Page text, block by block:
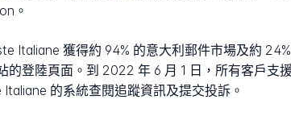
。
Italiane 獲得約 94% 的意大利郵件市場及約
的登陸頁面。到 2022 年 6 月 1 日，所有客戶
的系統查閱追蹤資訊及提交投訴。